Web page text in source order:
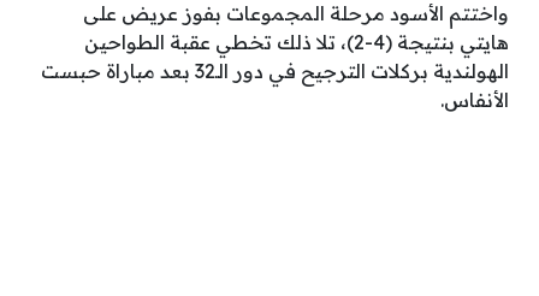
واختتم الأسود مرحلة المجموعات بفوز عريض على
هايتي بنتيجة (4-2)، تلا ذلك تخطي عقبة الطواحين
الهولندية بركلات الترجيح في دور الـ32 بعد مباراة حبست
الأنفاس.